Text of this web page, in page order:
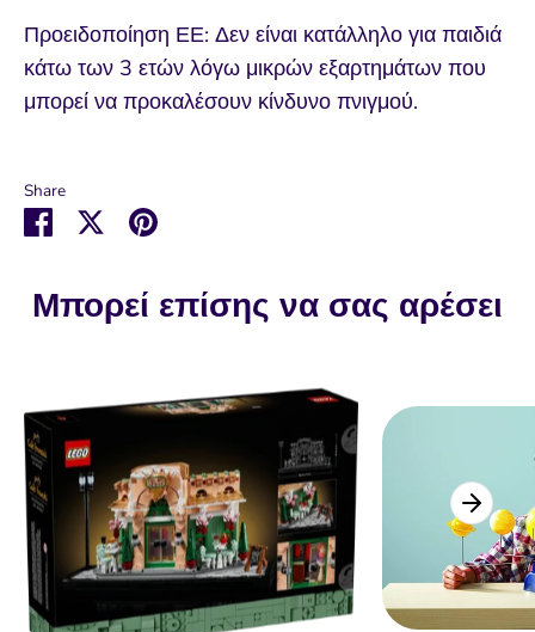
Προειδοποίηση ΕΕ: Δεν είναι κατάλληλο για παιδιά
κάτω των 3 ετών λόγω μικρών εξαρτημάτων που
μπορεί να προκαλέσουν κίνδυνο πνιγμού.
Share
Μοιραστείτε
Facebook
Μοιραστείτε
Twitter
Καρφιτσώστε
Μπορεί επίσης να σας αρέσει